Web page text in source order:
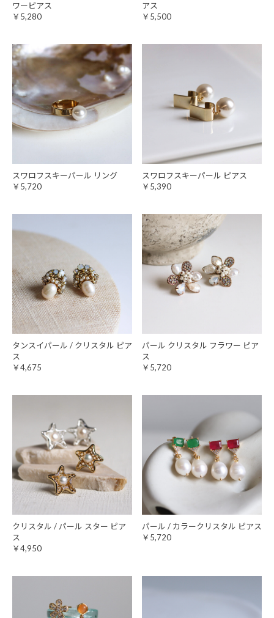
ワーピアス
￥5,280
アス
￥5,500
スワロフスキーパール リング
￥5,720
スワロフスキーパール ピアス
￥5,390
タンスイパール / クリスタル ピア
ス
￥4,675
パール クリスタル フラワー ピア
ス
￥5,720
クリスタル / パール スター ピア
ス
￥4,950
パール / カラークリスタル ピアス
￥5,720